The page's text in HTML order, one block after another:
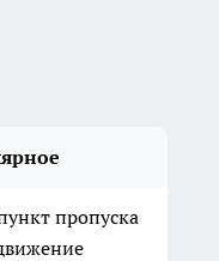
пропуска